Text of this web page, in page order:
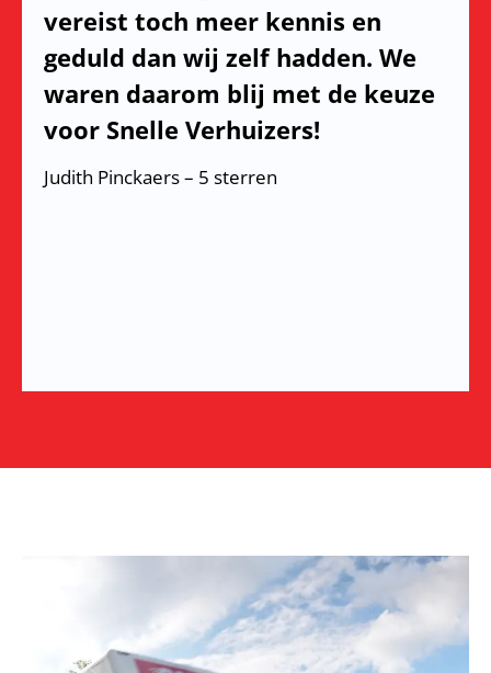
vereist toch meer kennis en
geduld dan wij zelf hadden. We
waren daarom blij met de keuze
voor Snelle Verhuizers!
Judith Pinckaers – 5 sterren